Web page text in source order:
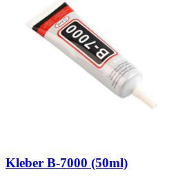
Kleber B-7000 (50ml)